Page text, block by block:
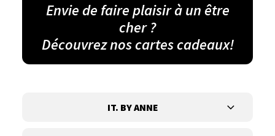
Envie de faire plaisir à un être
cher ?
Découvrez nos cartes cadeaux!
IT. BY ANNE